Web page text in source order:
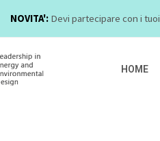
NOVITA':Devi partecipare con i tuoi
HOME